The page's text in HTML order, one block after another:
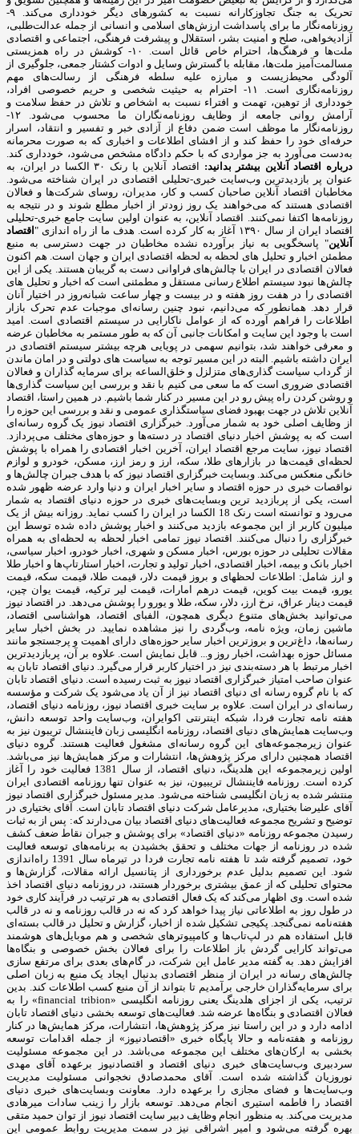
تحریک به جنگ تجاوزکارانه نسبت به کشورهای دیگر خودداری می‌کند. ۹-
روزنامه‌نگار ما برای پاسداشت ارزش‌های اسلامی و انسانی از جمله عدالت‌طلبی،
آزادیخواهی، صلح و امنیت بشر، استقلال و پیشرفت فرهنگی، اجتماعی و اقتصادی
ملت‌ها و فرهنگ‌ها، احترام خاص قائل است. ۱۰- کوشش در راه همزیستی
مسالمت‌آمیز ملت‌ها، مقابله با گسترش وسایل و ادوات کشتار جمعی، جلوگیری از
آلودگی محیط‌زیست و مبارزه علیه سلطه فرهنگی از رسالت‌های مهم
روزنامه‌نگاری است. ۱۱- احترام به حیثیت شخصی و حریم خصوصی افراد،
خودداری از توهین، تهمت و افتراء نسبت به اشخاص و تلاش در حفظ سلامت و
آرامش روانی جامعه از وظایف روزنامه‌نگاران ما محسوب می‌شود. ۱۲-
روزنامه‌نگار ما موظف است ضمن دفاع از آزادی خبر و تفسیر و انتقاد، اسرار
حرفه‌ای خود را حفظ کند و از افشای اطلاعات و اخباری که به صورت محرمانه
به‌دست می‌آورد به جز مواردی که با حکم دادگاه مشخص می‌شود، خودداری کند.
درباره اقتصاد آنلاین بیشتر بدانید:
اقتصاد آنلاین با رنک ۳۰ الکسا در ایران، به
عنوان پر بازدیدترین وب‌سایت خبری-تحلیلی اقتصادی در ایران شناخته می‌شود.
مخاطبان اقتصاد آنلاین صاحبان کسب و کار، مدیران، روسای شرکت‌ها و فعالان
اقتصادی هستند که می‌خواهند یک روز زودتر از اخبار مطلع شوند و در نتیجه به
روزنامه‌ها اکتفا نمی‌کنند. اقتصاد آنلاین، به عنوان اولین سایت جامع خبری-تحلیلی
اقتصاد ایران از سال ۱۳۹۰ آغاز به کار کرده است. هدف ما از راه اندازی "
اقتصاد
آنلاین" پاسخگویی به نیاز برآورده نشده مخاطبان در جهت دسترسی به منبع
مطمئن اخبار و تحلیل های لحظه به لحظه اقتصادی ایران و جهان است. هم اکنون
فعالان اقتصادی در ایران با چالش‌های فراوانی دست به گریبان هستند. یکی از این
چالش‌ها نبود سیستم اطلاع رسانی مستقل و مطمئنی است که اخبار و تحلیل های
اقتصادی را در هفت روز هفته و در بیست و چهار ساعت شبانه‌روز در اختیار آنان
قرار دهد. همانطور که می‌دانیم، نبود چنین رسانه‌ای موجبات عدم تحرک بازار
اطلاعات را فراهم آورده که از عوامل ناکارایی در سیستم اقتصادی است. امید
است با وجود این سایت و امکانات جانبی آن که به طور مستمر به مخاطبان عرضه
و معرفی خواهند شد، بتوانیم سهمی در پویایی هرچه بیشتر سیستم اقتصادی در
ایران داشته باشیم. البته در این مسیر توجه به سیاست های دولتی و در امان ماندن
از گرداب سیاست گذاری‌های متزلزل و خلق‌الساعه برای سرمایه گذاران و فعالان
اقتصادی ضروری است که ما سعی می کنیم با نقد و بررسی این سیاست گذاری‌ها
و روشن کردن راه پیش رو در این مسیر در کنار شما باشیم. در همین راستا، اقتصاد
آنلاین تلاش در جهت بهبود فضای سیاستگذاری عمومی و نقد و بررسی این حوزه را
از وظایف اصلی خود به شمار می‌آورد. خبرگزاری اقتصاد نیوز یک گروه رسانه‌ای
است که به پوشش اخبار دنیای اقتصاد در دسته‌ها و حوزه‌های مختلف می‌پردازد.
اقتصاد نیوز، سایت مرجع اقتصاد ایران، آخرین اخبار اقتصادی را همراه با پوشش
لحظه‌ای قیمت‌ها در بازارهای طلا، سکه، ارز و رمز ارز، مسکن، خودرو و لوازم
خانگی منعکس می‌کند. وبسایت خبرگزاری اقتصاد نیوز که با هدف جبران چالش‌ها و
نواقصات خبری در حوزه اقتصاد و سایر اخبار ایران و دنیا وارد عرضه ظهور شده
است، یکی از پربازدید ترین وبسایت‌های خبری در حوزه دنیای اقتصاد به شمار
می‌رود و توانسته است رنک 18 الکسا در ایران را کسب نماید. روزانه بیش از یک
میلیون کاربر از این مجموعه بازدید می‌کنند و اخبار پوشش داده شده توسط این
خبرگزاری را دنبال می‌کنند. اقتصاد نیوز تمامی اخبار لحظه به لحظه‌ای به همراه
مقالات تحلیلی در حوزه بورس، اخبار مسکن و شهری، اخبار خودرو، اخبار سیاسی،
اخبار بانک و بیمه، اخبار اقتصادی، اخبار تولید و تجارت، اخبار استارتاپ‌ها و اخبار طلا
و ارز شامل: اطلاعات لحظهای و بروز قیمت دلار، قیمت طلا، قیمت سکه، قیمت
یورو، قیمت بیت کوین، قیمت درهم امارات، قیمت لیر ترکیه، قیمت یوان چین،
قیمت دینار عراق، نرخ ارز، دلار، سکه، طلا و یورو را پوشش می‌دهد. در اقتصاد نیوز
می‌توانید بخش‌های متنوع دیگری همچون، الفبای اقتصاد، هواشناسی اقتصاد،
ماشین زمان، ویژه نامه، وب‌گردی را نیز مشاهده نمایید. در بخش اخبار سایر
رسانه‌ها، داغ‌ترین و بروزترین اخبار سایر حوزه‌های دارای اهمیت و پرجستجو مانند
مسائل حوزه بهداشت، اخبار روز و... قابل نمایش است. علاوه بر آن، پربازدیدترین
اخبار مرتبط با هر دسته‌بندی نیز در اختیار کاربر قرار می‌گیرد. دنیای اقتصاد تابان به
عنوان صاحب امتیاز خبرگزاری اقتصاد نیوز به ثبت رسیده است. دنیای اقتصاد تابان
که با نام گروه رسانه ای دنیای اقتصاد نیز از آن یاد می‌شود یک شرکت و مؤسسه
رسانه‌ای در ایران است. علاوه بر سایت خبری اقتصاد نیوز، روزنامه دنیای اقتصاد،
هفته ‌نامه تجارت فردا، شبکه اینترنتی اکوایران، وب‌سایت واحد توسعه دانش،
وب‌سایت همایش‌های دنیای اقتصاد، روزنامه انگلیسی ‌زبان فایننشال تریبون نیز به
عنوان زیرمجموعه‌های این گروه رسانه‌ای مشغول فعالیت هستند. گروه دنیای
اقتصاد همچنین دارای مرکز پژوهش‌ها، انتشارات و مرکز همایش‌ها نیز می‌باشد.
اولین زیرمجموعه این هلدینگ، دنیای اقتصاد، از سال 1381 فعالیت خود را آغاز
کرده است. روزنامه فایننشال تریبیون، نیز به عنوان تنها روزنامه اقتصادی ایران
منتشر شده به زبان انگلیسی شناخته می‌شود. مدیر مسئول خبرگزاری اقتصاد نیوز
آقای علیرضا بختیاری، مدیرعامل شرکت دنیای اقتصاد تابان است. آقای بختیاری در
توضیح و تشریح مجموعه فعالیت‌های دنیای اقتصاد بیان می‌دارند که: پس از به ثبات
رسیدن مجموعه روزنامه «دنیای اقتصاد» برای پوشش و جبران نقاط ضعف کشف
شده در روزنامه از جهات مختلف و تحقق بخشیدن به برنامه‌های توسعه فعالیت
خود، تصمیم گرفته شد تا هفته نامه تجارت فردا در تیرماه سال 1391 راه‌اندازی
شود. این تصمیم بدلیل عدم برخورداری از پتانسیل ارائه مقالات، گزارش‌ها و
محتوای تحلیلی که از عمق بیشتری برخوردار هستند، در روزنامه دنیای اقتصاد اخذ
شده است. وی اظهار می‌کند که یک فعال اقتصادی به هر ترتیب در فرآیند کاری خود
در طول روز به اطلاعاتی نیاز پیدا خواهد کرد که نه در قالب روزنامه و نه در قالب
هفته‌نامه نمی‌گنجد. پکیجی تشکیل شده از اخبار، گزارش و تحلیل در قالب بسته‌ای
قابل استفاده هم در لپ‌تاب‌ها و کامپیوترهای شخصی و هم موبایل‌های هوشمند
می‌تواند کارایی گردش باز اطلاعات را برای فعالان بخش خصوصی و بنگاه‌ها
افزایش دهد. به گفته مدیر عامل این شرکت، در گام‌های بعدی برای مرتفع سازی
چالش‌های رسانه در ایران از منظر اقتصادی بدنبال ایجاد یک منبع به زبان اصلی
برای سرمایه‌گذاران خارجی برآمدیم تا بتواند از آن منبع کسب اطلاعات کند. بدین
ترتیب، یکی از اجزای هلدینگ یعنی روزنامه انگلیسی «financial tribion» را به
فعالان اقتصادی و بنگاه‌ها عرضه شد. فعالیت‌های توسعه بخشی دنیای اقتصاد تابان
ادامه دارد و در این راستا نیز مرکز پژوهش‌ها، انتشارات، مرکز همایش‌ها در کنار
روزنامه و هفته‌نامه و حالا پایگاه خبری «اقتصادنیوز» از جمله اقدامات توسعه
بخشی به ارکان‌های مختلف این مجموعه می‌باشد. در این مجموعه مسئولیت
سردبیری وب‌سایت‌های خبری دنیای اقتصاد و اقتصادنیوز برعهده آقای مهدی
نوروزیان گذاشته شده است. آقای محمدصادق نخجوانی مسئولیت مدیریت
وب‌سایت‌ها و فضای مجازی را برعهده دارد. معاونت وبسایت‌های خبری دنیای
اقتصاد را فاطمه استیری انجام می‌دهد. توسعه بازار را زینب سادات میرهادی
مدیریت می‌کند. به منظور انجام وظایف دبیر سایت اقتصاد نیوز از توان حمید متقی
بهره گرفته می‌شود و امیر اشراقی نیز در سمت مدیریت روابط عمومی این